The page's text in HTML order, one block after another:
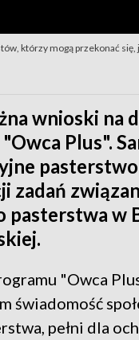
którzy mogą przekonać
wnioski na
Plus".
zadań
w
"Owca
świadomość
pełni dla